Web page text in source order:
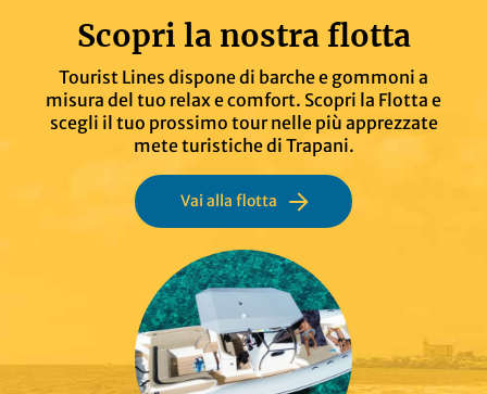
Scopri la nostra flotta
Tourist Lines dispone di barche e gommoni a
misura del tuo relax e comfort. Scopri la Flotta e
scegli il tuo prossimo tour nelle più apprezzate
mete turistiche di Trapani.
Vai alla flotta